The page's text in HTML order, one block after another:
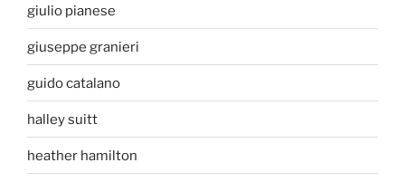
giulio pianese
giuseppe granieri
guido catalano
halley suitt
heather hamilton